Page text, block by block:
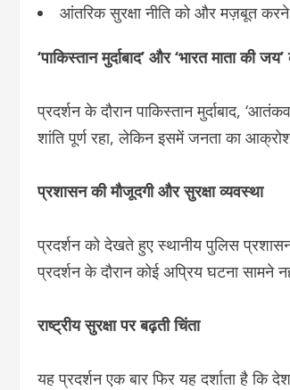
आंतरिक सुरक्षा नीति को और मज़बूत
‘पाकिस्तान मुर्दाबाद’ और ‘भारत माता की
प्रदर्शन के दौरान पाकिस्तान मुर्दाबाद,
शांति पूर्ण रहा, लेकिन इसमें जनता का
प्रशासन की मौजूदगी और सुरक्षा व्यवस्था
प्रदर्शन को देखते हुए स्थानीय पुलिस
प्रदर्शन के दौरान कोई अप्रिय घटना सामने
राष्ट्रीय सुरक्षा पर बढ़ती चिंता
यह प्रदर्शन एक बार फिर यह दर्शाता है